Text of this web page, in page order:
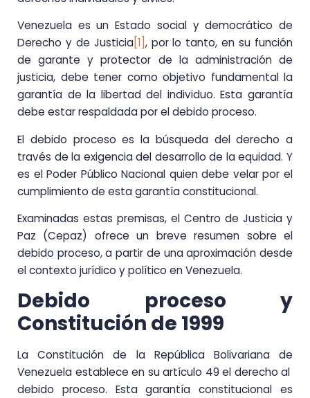
Venezuela es un Estado social y democrático de
Derecho y de Justicia[1] , por lo tanto, en su función
de garante y protector de la administración de
justicia, debe tener como objetivo fundamental la
garantía de la libertad del individuo. Esta garantía
debe estar respaldada por el debido proceso.
El debido proceso es la búsqueda del derecho a
través de la exigencia del desarrollo de la equidad. Y
es el Poder Público Nacional quien debe velar por el
cumplimiento de esta garantía constitucional.
Examinadas estas premisas, el Centro de Justicia y
Paz (Cepaz) ofrece un breve resumen sobre el
debido proceso, a partir de una aproximación desde
el contexto jurídico y político en Venezuela.
Debido proceso y
Constitución de 1999
La Constitución de la República Bolivariana de
Venezuela establece en su artículo 49 el derecho al
debido proceso. Esta garantía constitucional es